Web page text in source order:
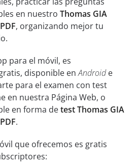
en nuestro Thomas GIA
, organizando mejor tu
para el móvil, es
disponible enAndroide
para el examen con test
en nuestra Página Web, o
en forma detest Thomas GIA
.
que ofrecemos es gratis